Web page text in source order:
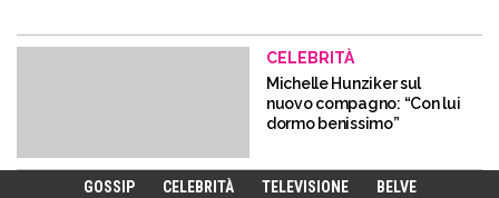
CELEBRITÀ
Michelle Hunziker sul
nuovo compagno: “Con lui
dormo benissimo”
GOSSIP CELEBRITÀ TELEVISIONE BELVE